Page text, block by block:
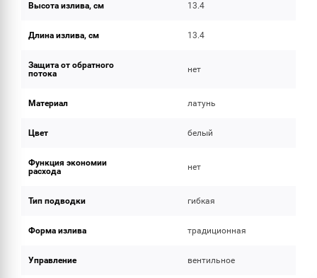
Высота излива, см 13.4
Длина излива, см 13.4
Защита от обратного
потока
нет
Материал латунь
Цвет белый
Функция экономии
расхода
нет
Тип подводки гибкая
Форма излива традиционная
Управление вентильное